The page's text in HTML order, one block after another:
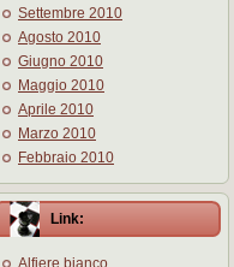
Settembre 2010
Agosto 2010
Giugno 2010
Maggio 2010
Aprile 2010
Marzo 2010
Febbraio 2010
Link:
Alfiere bianco